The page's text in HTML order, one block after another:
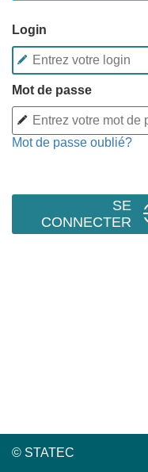
Login
Mot de passe
Mot de passe oublié?
SE
CONNECTER
© STATEC